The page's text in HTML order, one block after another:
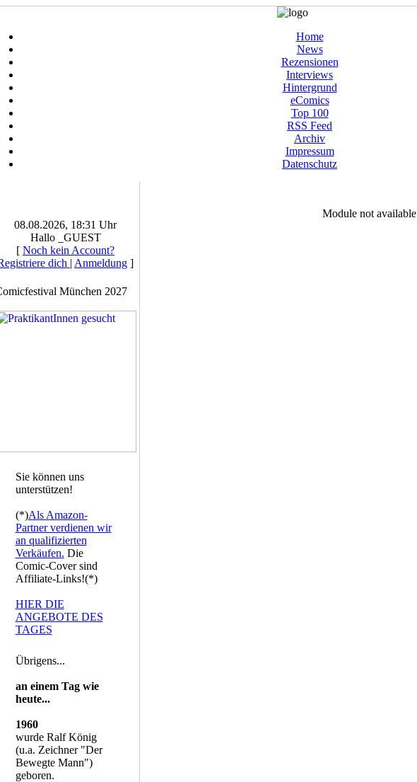
Home
News
Rezensionen
Interviews
Hintergrund
eComics
Top 100
RSS Feed
Archiv
Impressum
Datenschutz
08.08.2026, 18:31 Uhr
Hallo _GUEST
[ Noch kein Account?
dich | Anmeldung ]
München 2027
Sie können uns
unterstützen!
(*)Als Amazon-
Partner verdienen wir
an qualifizierten
Verkäufen. Die
Comic-Cover sind
Affiliate-Links!(*)
HIER DIE
ANGEBOTE DES
TAGES
Übrigens...
an einem Tag wie
heute...
1960
wurde Ralf König
(u.a. Zeichner "Der
Bewegte Mann")
geboren.
Module not available